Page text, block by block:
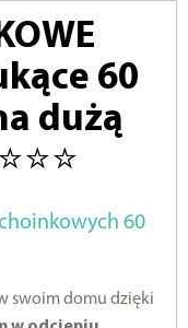
60
dużą
60
swoim domu dzięki